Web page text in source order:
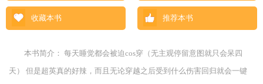
收藏本书 推荐本书
本书简介： 每天睡觉都会被迫cos穿（无主观停留意图就只会呆四
天） 但是超英真的好辣，而且无论穿越之后受到什么伤害回归就会一键